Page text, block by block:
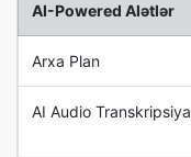
AI-Powered Alətlər
Arxa Plan
AI Audio Transkripsiya